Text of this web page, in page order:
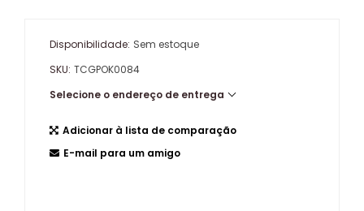
Disponibilidade: Sem estoque
SKU: TCGPOK0084
Selecione o endereço de entrega
Adicionar à lista de comparação
E-mail para um amigo